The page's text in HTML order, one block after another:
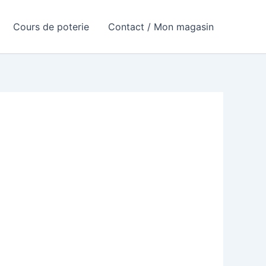
Cours de poterie Contact / Mon magasin